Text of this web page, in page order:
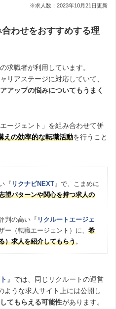
※求人数：2023年10月21日更新
わせをおすすめする理
求職者が利用しています。
リアステージに対応していて、
アップの悩みについてもうまく
ージェント」を組み合わせて併
えの効率的な転職活動を行うこと
『 リクナビNEXT』で、こまめに
望パターンや関心を持つ求人の
判の高い『 リクルートエージェ
ー（転職エージェント）に、 希
）求人を紹介してもらう。
』では、同じリクルートの運営
ような求人サイト上には公開し
てもらえる可能性があります。